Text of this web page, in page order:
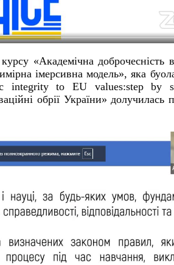
«Академічна доброчесність
імерсивна модель», яка
integrity to EU values:step by
обрії України» долучилась